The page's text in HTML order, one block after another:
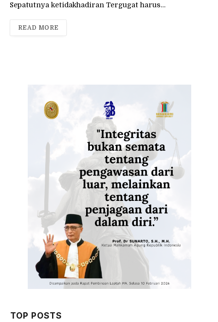
Sepatutnya ketidakhadiran Tergugat harus…
READ MORE
TOP POSTS